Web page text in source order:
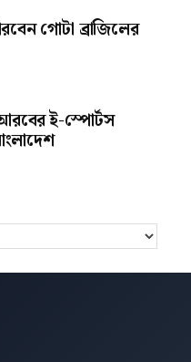
গোটা ব্রাজিলের
ই-স্পোর্টস